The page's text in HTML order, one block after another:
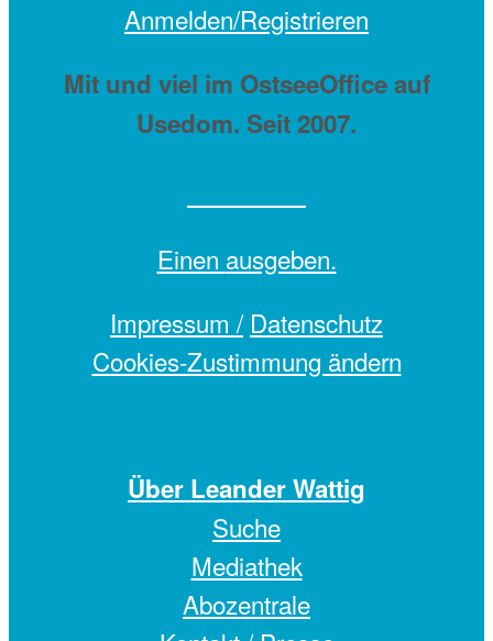
Anmelden/Registrieren
Mit und viel im OstseeOffice auf
Usedom. Seit 2007.
Einen ausgeben.
Impressum / Datenschutz
Cookies-Zustimmung ändern
Über Leander Wattig
Suche
Mediathek
Abozentrale